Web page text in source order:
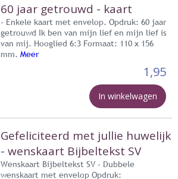
60 jaar getrouwd - kaart
- Enkele kaart met envelop. Opdruk: 60 jaar
getrouwd Ik ben van mijn lief en mijn lief is
van mij. Hooglied 6:3 Formaat: 110 x 156
mm. Meer
1,95
In winkelwagen
Gefeliciteerd met jullie huwelijk
- wenskaart Bijbeltekst SV
Wenskaart Bijbeltekst SV - Dubbele
wenskaart met envelop Opdruk: